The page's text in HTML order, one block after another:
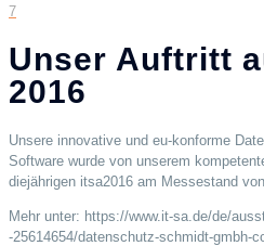
7
Unser Auftritt
2016
Unsere innovative und eu-konforme
Software wurde von unserem
diejährigen itsa2016 am Messestand
Mehr unter: https://www.it-sa.de/de/
-25614654/datenschutz-schmidt-gmbh-